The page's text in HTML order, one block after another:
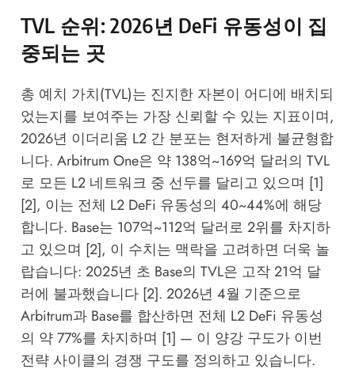
TVL 순위: 2026년 DeFi 유동성이 집
중되는 곳
총 예치 가치(TVL)는 진지한 자본이 어디에 배치되
었는지를 보여주는 가장 신뢰할 수 있는 지표이며,
2026년 이더리움 L2 간 분포는 현저하게 불균형합
니다. Arbitrum One은 약 138억~169억 달러의 TVL
로 모든 L2 네트워크 중 선두를 달리고 있으며 [1]
[2], 이는 전체 L2 DeFi 유동성의 40~44%에 해당
합니다. Base는 107억~112억 달러로 2위를 차지하
고 있으며 [2], 이 수치는 맥락을 고려하면 더욱 놀
랍습니다: 2025년 초 Base의 TVL은 고작 21억 달
러에 불과했습니다 [2]. 2026년 4월 기준으로
Arbitrum과 Base를 합산하면 전체 L2 DeFi 유동성
의 약 77%를 차지하며 [1] — 이 양강 구도가 이번
전략 사이클의 경쟁 구도를 정의하고 있습니다.